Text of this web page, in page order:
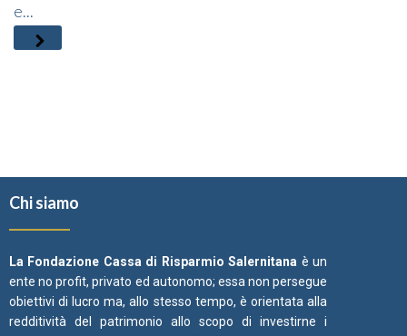
e...
Chi siamo
La Fondazione Cassa di Risparmio Salernitana è un
ente no profit, privato ed autonomo; essa non persegue
obiettivi di lucro ma, allo stesso tempo, è orientata alla
redditività del patrimonio allo scopo di investirne i